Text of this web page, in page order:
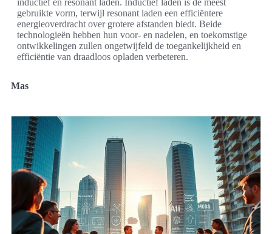
inductief en resonant laden. Inductief laden is de meest
gebruikte vorm, terwijl resonant laden een efficiëntere
energieoverdracht over grotere afstanden biedt. Beide
technologieën hebben hun voor- en nadelen, en toekomstige
ontwikkelingen zullen ongetwijfeld de toegankelijkheid en
efficiëntie van draadloos opladen verbeteren.
Mas